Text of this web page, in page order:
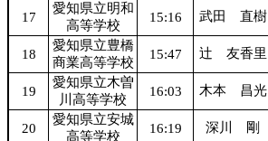
17
愛知県立明和
高等学校
15:16 武田 直樹
18
愛知県立豊橋
商業高等学校
15:47 辻 友香里
19
愛知県立木曽
川高等学校
16:03 木本 昌光
20
愛知県立安城
高等学校
16:19 深川 剛